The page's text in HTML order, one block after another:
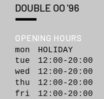
KHOKI 26fw
"Combination
sweater + Vintage-
checked shirt +
design pants"
DOUBLE OO '96
OPENING HOURS
mon HOLIDAY
tue 12:00-20:00
wed 12:00-20 :00
thu 12:00-20:00
fri 12:00-20:00